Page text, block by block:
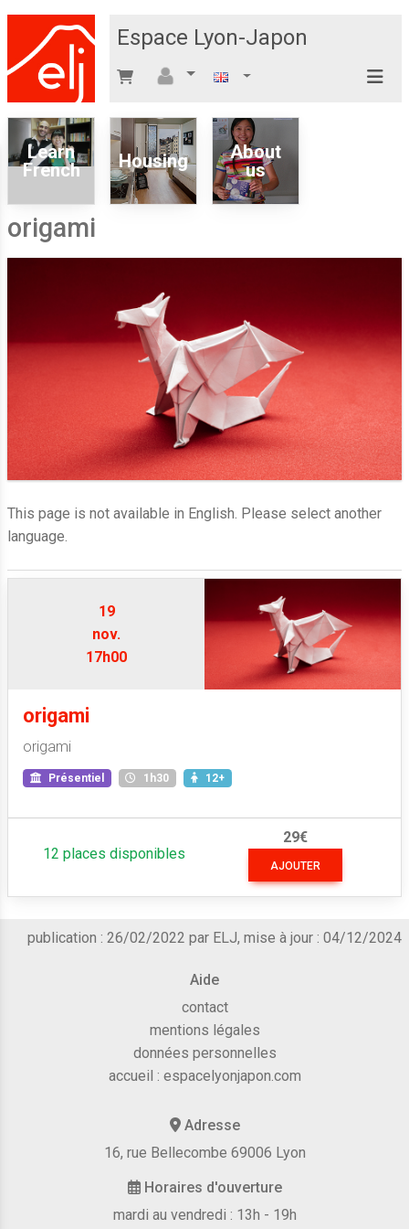
Espace Lyon-Japon
Learn
French
Housing
About
us
origami
This page is not available in English. Please select another
language.
19
nov.
17h00
origami
origami
Présentiel 1h30 12+
12 places disponibles
29€
AJOUTER
publication : 26/02/2022 par ELJ, mise à jour : 04/12/2024
Aide
contact
mentions légales
données personnelles
accueil : espacelyonjapon.com
Adresse
16, rue Bellecombe 69006 Lyon
Horaires d'ouverture
mardi au vendredi : 13h - 19h